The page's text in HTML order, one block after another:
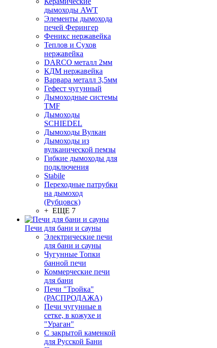
дымоходы AWT
Элементы дымохода
печей Ферингер
Феникс нержавейка
Теплов и Сухов
нержавейка
DARCO металл 2мм
КДМ нержавейка
Варвара металл 3,5мм
Гефест чугунный
Дымоходные системы
TMF
Дымоходы
SCHIEDEL
Дымоходы Вулкан
Дымоходы из
вулканической пемзы
Гибкие дымоходы для
подключения
Stabile
Переходные патрубки
на дымоход
(Рубцовск)
+ ЕЩЕ 7
Печи для бани и сауны
Электрические печи
для бани и сауны
Чугунные Топки
банной печи
Коммерческие печи
для бани
Печи "Тройка"
(РАСПРОДАЖА)
Печи чугунные в
сетке, в кожухе и
"Ураган"
С закрытой каменкой
для Русской Бани